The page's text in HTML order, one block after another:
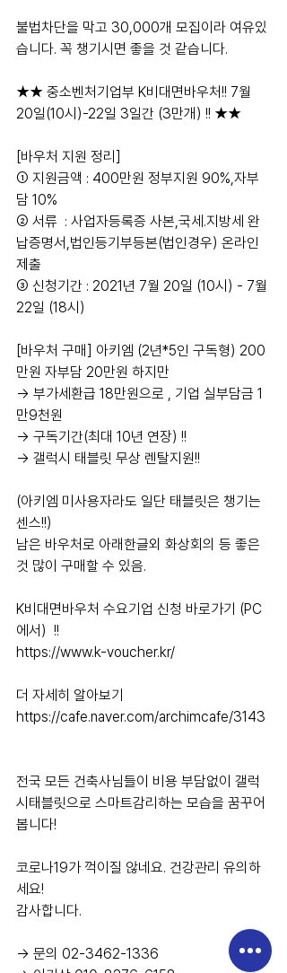
불법차단을 막고 30,000개 모집이라 여유있
습니다. 꼭 챙기시면 좋을 것 같습니다.
★★ 중소벤처기업부 K비대면바우처!! 7월
20일(10시)-22일 3일간 (3만개) !! ★★
[바우처 지원 정리]
① 지원금액 : 400만원 정부지원 90%,자부
담 10%
② 서류  : 사업자등록증 사본,국세.지방세 완
납증명서,법인등기부등본(법인경우) 온라인
제출
③ 신청기간 : 2021년 7월 20일 (10시) - 7월
22일 (18시)
[바우처 구매] 아키엠 (2년*5인 구독형) 200
만원 자부담 20만원 하지만
→ 부가세환급 18만원으로 , 기업 실부담금 1
만9천원
→ 구독기간(최대 10년 연장) !!
→ 갤럭시 태블릿 무상 렌탈지원!!
(아키엠 미사용자라도 일단 태블릿은 챙기는
센스!!)
남은 바우처로 아래한글외 화상회의 등 좋은
것 많이 구매할 수 있음.
K비대면바우처 수요기업 신청 바로가기 (PC
에서)  !!
https://www.k-voucher.kr/
더 자세히 알아보기
https://cafe.naver.com/archimcafe/3143
전국 모든 건축사님들이 비용 부담없이 갤럭
시태블릿으로 스마트감리하는 모습을 꿈꾸어
봅니다!
코로나19가 꺽이질 않네요. 건강관리 유의하
세요!
감사합니다.
→ 문의 02-3462-1336